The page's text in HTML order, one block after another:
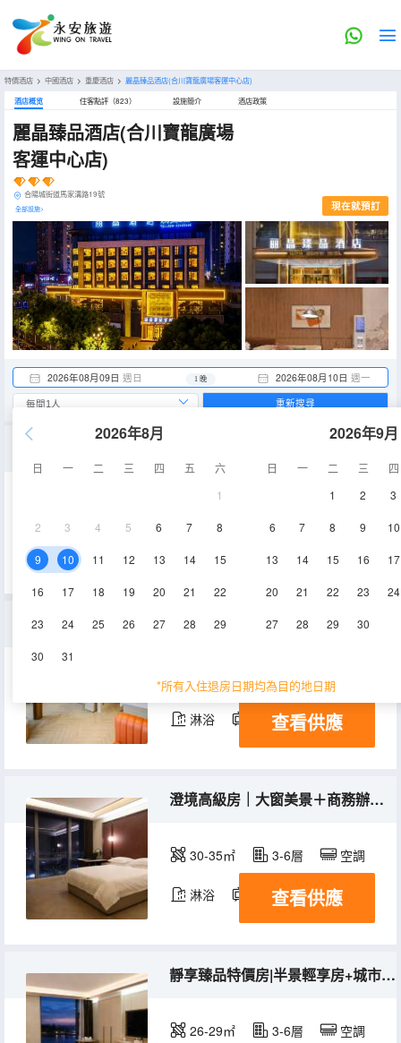
特價酒店 > 中國酒店 > 重慶酒店 > 麗晶臻品酒店(合川寶龍廣場客運中心店)
酒店概览 住客點評（823） 設施簡介 酒店政策
麗晶臻品酒店(合川寶龍廣場
客運中心店)
合陽城街道馬家溝路19號
全部設施> 現在就預訂
2026年08月09日 週日 2026年08月10日 週一
1 晚
2026年8月
日 一 二 三 四 五
六
1
2 3 4 5 6 7 8
9 10 11 12 13 14 15
16 17 18 19 20 21 22
23 24 25 26 27 28 29
30 31
2026年9月
日 一 二 三
四
1
2 3
6 7 8 9 10
13 14 15 16 17
20 21 22 23 24
27 28 29 30
*所有入住退房日期均為目的地日期
重新搜尋
35-40㎡ 空調
親子家庭房| 孩子獨立小天地
38-42㎡ 4-6層
淋浴 電視機 冰箱
查看供應
澄境高級房｜大窗美景＋商務辦公區
30-35㎡ 3-6層 空調
淋浴 電視機
查看供應
靜享臻品特價房|半景輕享房+城市半窗
26-29㎡ 3-6層 空調